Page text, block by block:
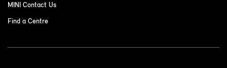
MINI Contact Us
Find a Centre